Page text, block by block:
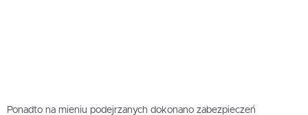
Ponadto na mieniu podejrzanych dokonano zabezpieczeń